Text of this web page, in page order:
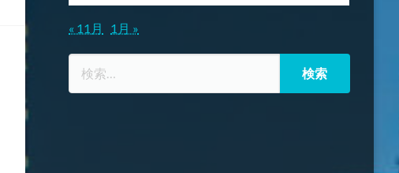
« 11月 1月 »